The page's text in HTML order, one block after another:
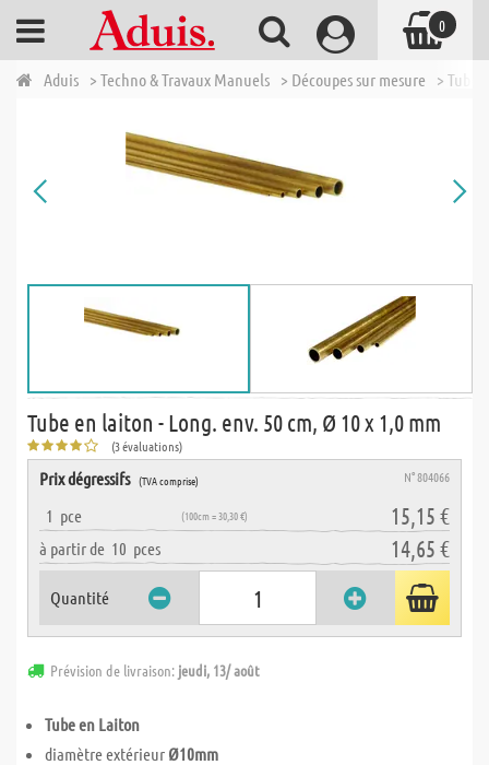
Aduis > Techno & Travaux Manuels > Découpes sur mesure >
Tube en laiton - Long. env. 50 cm, Ø 10 x 1,0 mm
(3 évaluations)
Prix dégressifs (TVA comprise) N° 804066
1 pce (100cm = 30,30 €) 15,15 €
à partir de 10 pces 14,65 €
Quantité
Prévision de livraison: jeudi, 13/ août
Tube en Laiton
diamètre extérieur Ø10mm
0